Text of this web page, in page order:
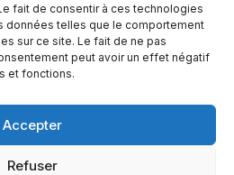
fait de consentir à ces technologies
données telles que le comportement
sur ce site. Le fait de ne pas
peut avoir un effet négatif
et fonctions.
Accepter
Refuser
Inc. 5748 9e Avenue, Montréal (QC)
2J9 Canada